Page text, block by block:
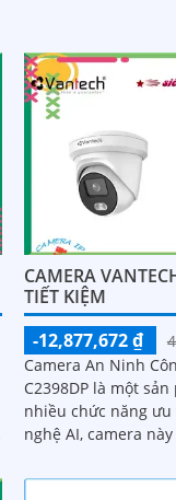
CAMERA
TIẾT KIỆM
-12,877,672 ₫
Camera An Ninh
C2398DP là một
nhiều chức năng ưu việt.
nghệ AI, camera
trong hình ảnh một